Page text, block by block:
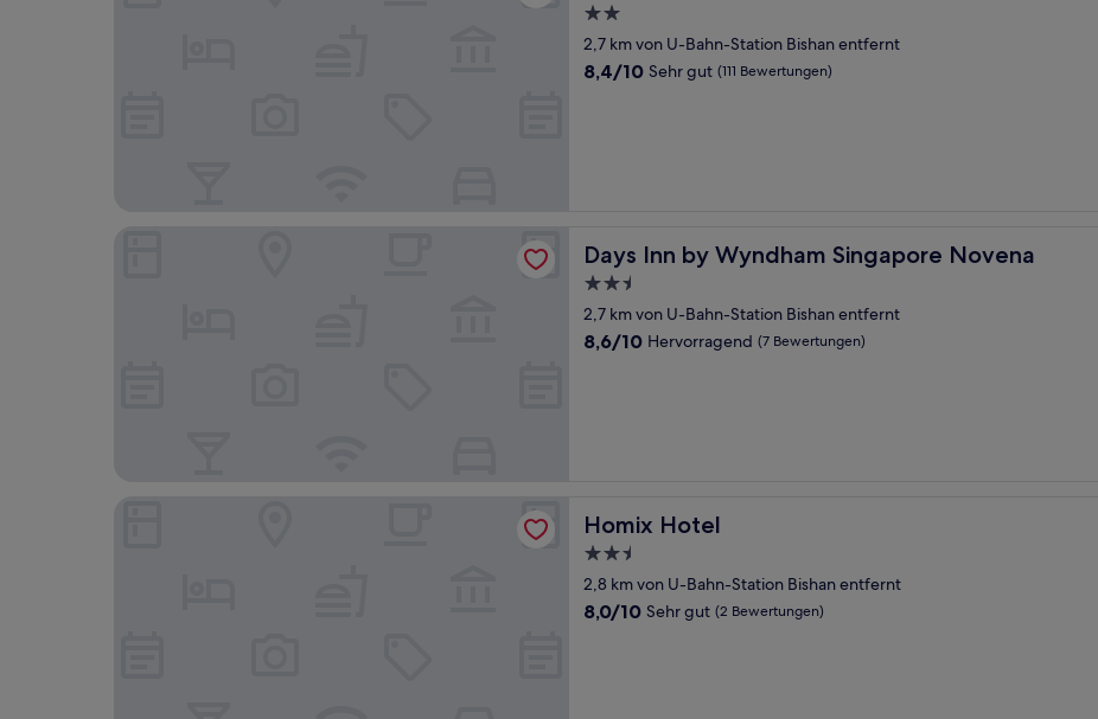
2.0-
Sterne-
Unterkunft
2,7 km von U-Bahn-Station Bishan entfernt
8.4
8,4/10 Sehr gut (111 Bewertungen)
Days Inn by Wyndham Singapore Novena
Days Inn by Wyndham Singapore Novena
2.5-
Sterne-
Unterkunft
2,7 km von U-Bahn-Station Bishan entfernt
8.6
8,6/10 Hervorragend (7 Bewertungen)
Homix Hotel
Homix Hotel
2.5-
Sterne-
Unterkunft
2,8 km von U-Bahn-Station Bishan entfernt
8.0
8,0/10 Sehr gut (2 Bewertungen)